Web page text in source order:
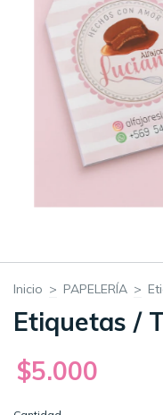
Inicio > PAPELERÍA >
Etiquetas /
$5.000